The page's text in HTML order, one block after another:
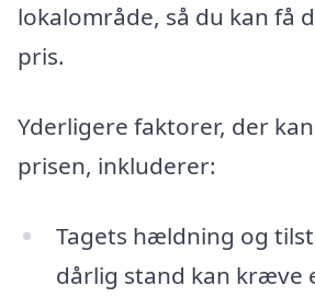
lokalområde, så du kan få
pris.
Yderligere faktorer, der
prisen, inkluderer:
Tagets hældning og
dårlig stand kan kræve